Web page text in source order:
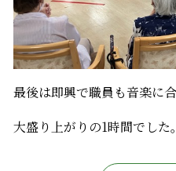
最後は即興で職員も音楽に
大盛り上がりの1時間でした。